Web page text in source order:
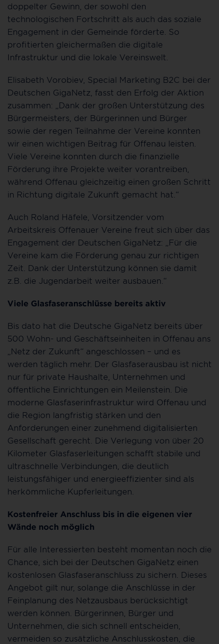
doppelter Gewinn, der sowohl den
technologischen Fortschritt als auch das soziale
Engagement in der Gemeinde förderte. So
profitierten gleichermaßen die digitale
Infrastruktur und die lokale Vereinswelt.
Elisabeth Vorobiev, Special Marketing B2C bei der
Deutschen GigaNetz, fasst den Erfolg der Aktion
zusammen: „Dank der großen Unterstützung des
Bürgermeisters, der Bürgerinnen und Bürger
sowie der regen Teilnahme der Vereine konnten
wir einen wichtigen Beitrag für Offenau leisten.
Viele Vereine konnten durch die finanzielle
Förderung ihre Projekte weiter vorantreiben,
während Offenau gleichzeitig einen großen Schritt
in Richtung digitale Zukunft gemacht hat.“
Auch Roland Häfele, Vorsitzender vom
Arbeitskreis Offenauer Vereine freut sich über das
Engagement der Deutschen GigaNetz: „Für die
Vereine kam die Förderung genau zur richtigen
Zeit. Dank der Unterstützung können sie damit
z.B. die Jugendarbeit weiter ausbauen.“
Viele Glasfaseranschlüsse bereits aktiv
Bis dato hat die Deutsche GigaNetz bereits über
500 Wohn- und Geschäftseinheiten in Offenau ans
„Netz der Zukunft“ angeschlossen – und es
werden täglich mehr. Der Glasfaserausbau ist nicht
nur für private Haushalte, Unternehmen und
öffentliche Einrichtungen ein Meilenstein. Die
moderne Glasfaserinfrastruktur wird Offenau und
die Region langfristig stärken und den
Anforderungen einer zunehmend digitalisierten
Gesellschaft gerecht. Die Verlegung von über 20
Kilometer Glasfaserleitungen schafft stabile und
ultraschnelle Verbindungen, die deutlich
leistungsfähiger und energieeffizienter sind als
herkömmliche Kupferleitungen.
Kostenfreier Anschluss bis in die eigenen vier
Wände noch möglich
Für alle Interessierten besteht momentan noch die
Chance, sich bei der Deutschen GigaNetz einen
kostenlosen Glasfaseranschluss zu sichern. Dieses
Angebot gilt nur, solange die Anschlüsse in der
Feinplanung des Netzausbaus berücksichtigt
werden können. Bürgerinnen, Bürger und
Unternehmen, die sich schnell entscheiden,
vermeiden so zusätzliche Anschlusskosten, die